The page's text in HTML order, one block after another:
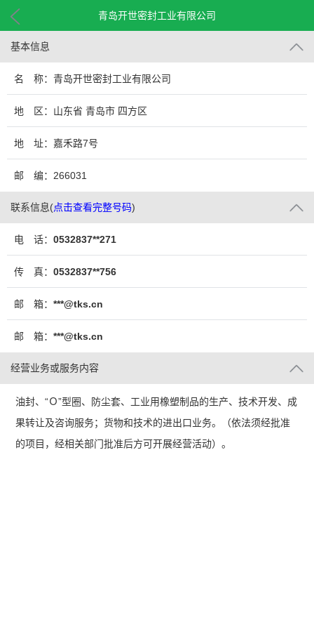
青岛开世密封工业有限公司
基本信息
名 称：青岛开世密封工业有限公司
地 区：山东省 青岛市 四方区
地 址：嘉禾路7号
邮 编：266031
联系信息(点击查看完整号码)
电 话： 0532837**271
传 真： 0532837**756
邮 箱： ***@tks.cn
邮 箱： ***@tks.cn
经营业务或服务内容
油封、“Ｏ”型圈、防尘套、工业用橡塑制品的生产、技术开发、成
果转让及咨询服务；货物和技术的进出口业务。（依法须经批准
的项目，经相关部门批准后方可开展经营活动）。